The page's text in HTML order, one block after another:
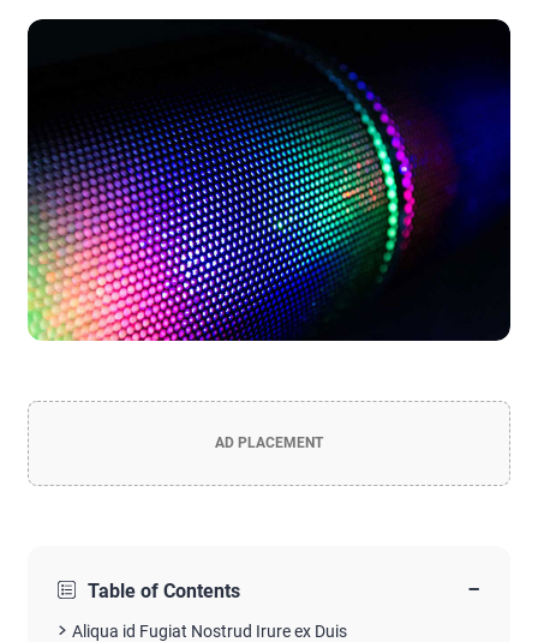
AD PLACEMENT
Table of Contents −
Aliqua id Fugiat Nostrud Irure ex Duis